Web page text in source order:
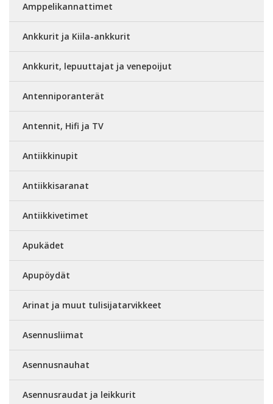
Amppelikannattimet
Ankkurit ja Kiila-ankkurit
Ankkurit, lepuuttajat ja venepoijut
Antenniporanterät
Antennit, Hifi ja TV
Antiikkinupit
Antiikkisaranat
Antiikkivetimet
Apukädet
Apupöydät
Arinat ja muut tulisijatarvikkeet
Asennusliimat
Asennusnauhat
Asennusraudat ja leikkurit